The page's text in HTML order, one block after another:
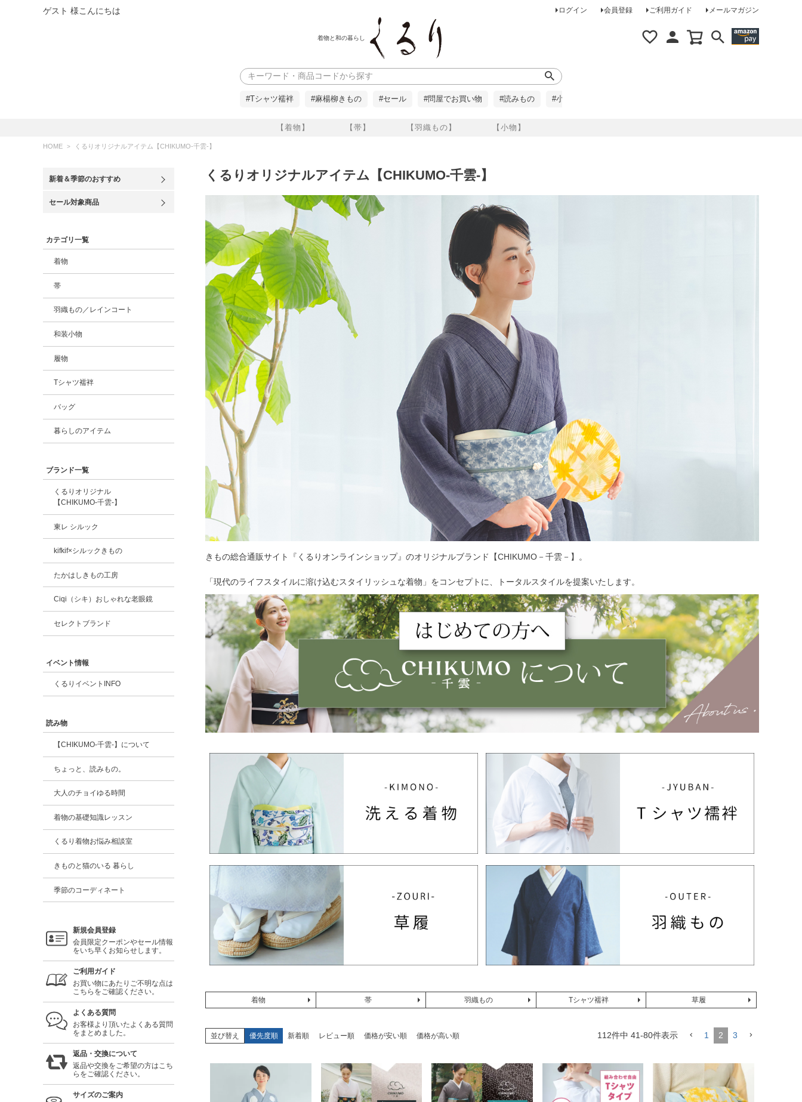
ゲスト 様こんにちは ログイン 会員登録 ご利用ガイド メールマガジン
着物と和の暮らし
【着物】 【帯】 【羽織もの】 【小物】
検索
#Tシャツ襦袢 #麻楊柳きもの #セール #問屋でお買い物 #読みもの #小柄な方に
HOME くるりオリジナルアイテム【CHIKUMO-千雲-】
新着＆季節のおすすめ
セール対象商品
カテゴリ一覧
着物
帯
羽織もの／レインコート
和装小物
履物
Tシャツ襦袢
バッグ
暮らしのアイテム
ブランド一覧
くるりオリジナル
【CHIKUMO-千雲-】
東レ シルック
kifkif×シルックきもの
たかはしきもの工房
Ciqi（シキ）おしゃれな老眼鏡
セレクトブランド
イベント情報
くるりイベントINFO
読み物
【CHIKUMO-千雲-】について
ちょっと、読みもの。
大人のチョイゆる時間
着物の基礎知識レッスン
くるり着物お悩み相談室
きものと猫のいる 暮らし
季節のコーディネート
新規会員登録
会員限定クーポンやセール情報
をいち早くお知らせします。
ご利用ガイド
お買い物にあたりご不明な点は
こちらをご確認ください。
よくある質問
お客様より頂いたよくある質問
をまとめました。
返品・交換について
返品や交換をご希望の方はこち
らをご確認ください。
サイズのご案内
くるりオリジナルアイテム【CHIKUMO-千雲-】
きもの総合通販サイト『くるりオンラインショップ』のオリジナルブランド【CHIKUMO－千雲－】。
「現代のライフスタイルに溶け込むスタイリッシュな着物」をコンセプトに、トータルスタイルを提案いたします。
着物 帯 羽織もの Tシャツ襦袢 草履
並び替え 優先度順 新着順 レビュー順 価格が安い順 価格が高い順 112件中 41-80件表示 1 2 3